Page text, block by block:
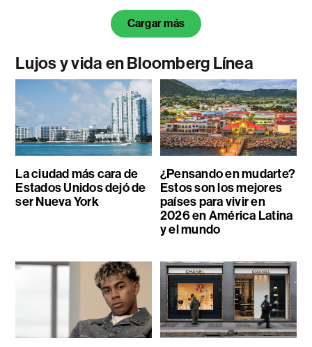
Cargar más
Lujos y vida en Bloomberg Línea
La ciudad más cara de
Estados Unidos dejó de
ser Nueva York
¿Pensando en mudarte?
Estos son los mejores
países para vivir en
2026 en América Latina
y el mundo